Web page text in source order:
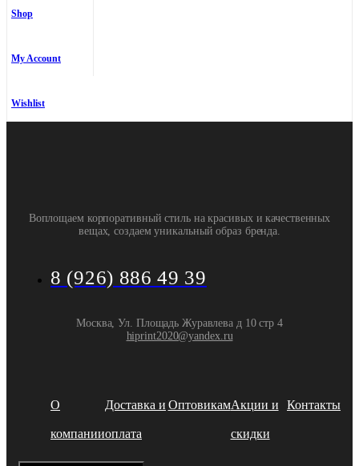
Shop
My Account
Wishlist
Воплощаем корпоративный стиль на красивых и качественных
вещах, создаем уникальный образ бренда.
8 (926) 886 49 39
Москва, Ул. Площадь Журавлева д 10 стр 4
hiprint2020@yandex.ru
О
компании
Доставка и
оплата
ОптовикамАкции и
скидки
Контакты